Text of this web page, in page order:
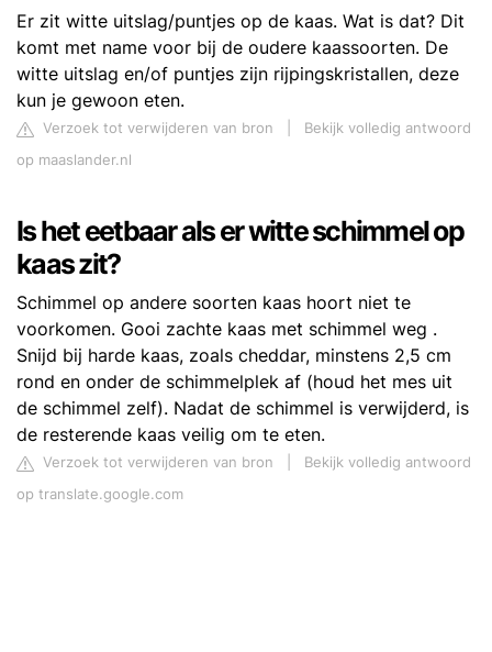
Er zit witte uitslag/puntjes op de kaas. Wat is dat? Dit
komt met name voor bij de oudere kaassoorten. De
witte uitslag en/of puntjes zijn rijpingskristallen, deze
kun je gewoon eten.
Verzoek tot verwijderen van bron
Bekijk volledig antwoord
op maaslander.nl
Is het eetbaar als er witte schimmel op
kaas zit?
Schimmel op andere soorten kaas hoort niet te
voorkomen. Gooi zachte kaas met schimmel weg .
Snijd bij harde kaas, zoals cheddar, minstens 2,5 cm
rond en onder de schimmelplek af (houd het mes uit
de schimmel zelf). Nadat de schimmel is verwijderd, is
de resterende kaas veilig om te eten.
Verzoek tot verwijderen van bron
Bekijk volledig antwoord
op translate.google.com